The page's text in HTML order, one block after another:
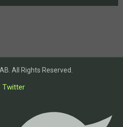
All Rights Reserved.
Twitter